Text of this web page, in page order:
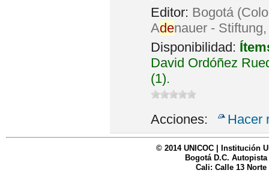
Editor: Bogotá
Adenauer -
Disponibilidad:
David Ordóñez
(1).
Acciones: Hacer
© 2014 UNICOC | Institución
Bogotá D.C. Autopista
Cali: Calle 13 Norte